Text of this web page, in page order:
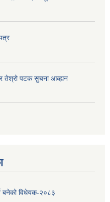
तेश्रो पटक सुचना आव्ह्यन
बनेको विधेयक-२०८३